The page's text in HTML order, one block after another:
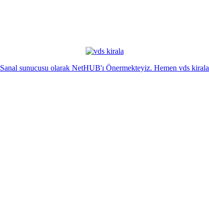
Sanal sunucusu olarak NetHUB'ı Önermekteyiz. Hemen vds kirala